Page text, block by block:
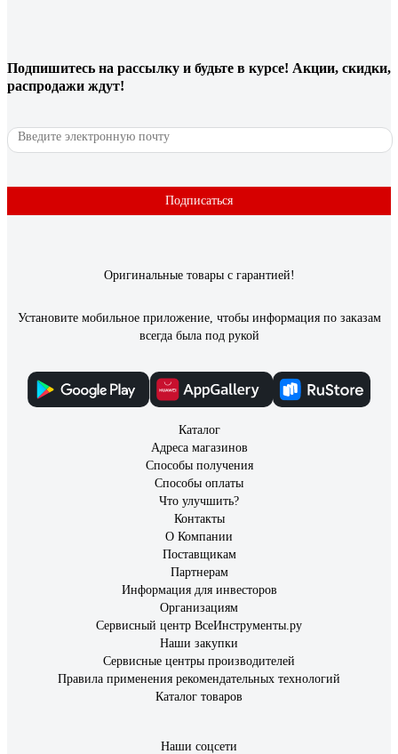
Подпишитесь на рассылку и будьте в курсе! Акции, скидки,
распродажи ждут!
Подписаться
Оригинальные товары с гарантией!
Установите мобильное приложение, чтобы информация по заказам
всегда была под рукой
Каталог
Адреса магазинов
Способы получения
Способы оплаты
Что улучшить?
Контакты
О Компании
Поставщикам
Партнерам
Информация для инвесторов
Организациям
Сервисный центр ВсеИнструменты.ру
Наши закупки
Сервисные центры производителей
Правила применения рекомендательных технологий
Каталог товаров
Наши соцсети